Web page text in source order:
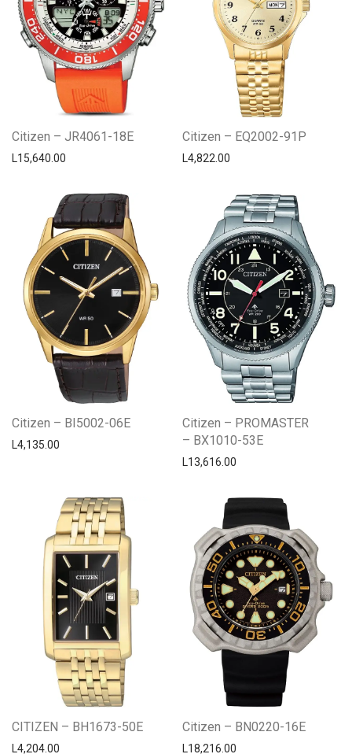
Citizen – JR4061-18E
L15,640.00
Citizen – EQ2002-91P
L4,822.00
Citizen – BI5002-06E
L4,135.00
Citizen – PROMASTER
– BX1010-53E
L13,616.00
CITIZEN – BH1673-50E
L4,204.00
Citizen – BN0220-16E
L18,216.00